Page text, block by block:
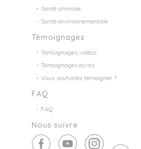
Santé animale
Santé environnementale
Témoignages
Témoignages vidéos
Témoignages écrits
Vous souhaitez témoigner ?
FAQ
FAQ
Nous suivre